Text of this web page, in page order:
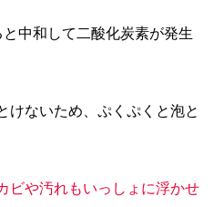
中和して二酸化炭素が発生
けないため、ぷくぷくと泡と
ビや汚れもいっしょに浮かせ